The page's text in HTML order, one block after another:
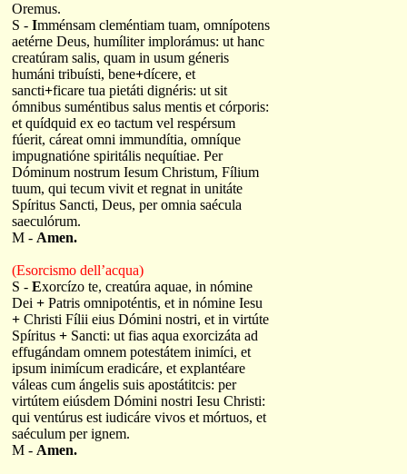
Oremus.
S - Imménsam cleméntiam tuam, omnípotens
aetérne Deus, humíliter implorámus: ut hanc
creatúram salis, quam in usum géneris
humáni tribuísti, bene+dícere, et
sancti+ficare tua pietáti dignéris: ut sit
ómnibus suméntibus salus mentis et córporis:
et quídquid ex eo tactum vel respérsum
fúerit, cáreat omni immundítia, omníque
impugnatióne spiritális nequítiae. Per
Dóminum nostrum Iesum Christum, Fílium
tuum, qui tecum vivit et regnat in unitáte
Spíritus Sancti, Deus, per omnia saécula
saeculórum.
M - Amen.
(Esorcismo dell’acqua)
S - Exorcízo te, creatúra aquae, in nómine
Dei + Patris omnipoténtis, et in nómine Iesu
+ Christi Fílii eius Dómini nostri, et in virtúte
Spíritus + Sancti: ut fias aqua exorcizáta ad
effugándam omnem potestátem inimíci, et
ipsum inimícum eradicáre, et explantéare
váleas cum ángelis suis apostátitcis: per
virtútem eiúsdem Dómini nostri Iesu Christi:
qui ventúrus est iudicáre vivos et mórtuos, et
saéculum per ignem.
M - Amen.